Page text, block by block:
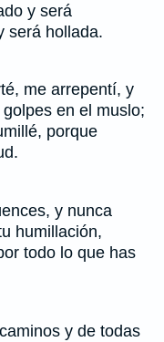
y será
será hollada.
me arrepentí, y
en el muslo;
porque
y nunca
humillación,
todo lo que has
y de todas